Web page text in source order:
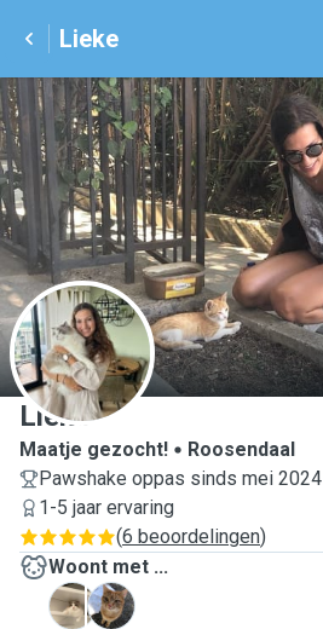
Lieke
L
Lieke
Maatje gezocht!
Roosendaal
Pawshake oppas sinds mei 2024
1-5 jaar ervaring
(6 beoordelingen)
Woont met ...
A
D